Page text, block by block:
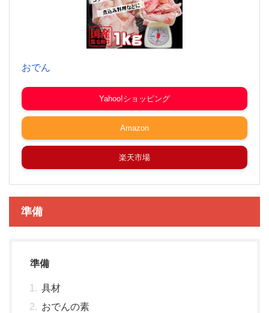
おでん
Yahoo!ショッピング
Amazon
楽天市場
準備
準備
具材
おでんの素